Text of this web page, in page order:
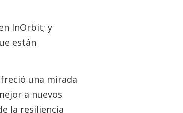
InOrbit; y
están
una mirada
a nuevos
la resiliencia